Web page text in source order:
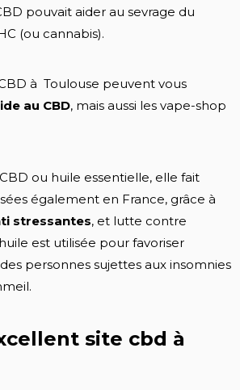
pouvait aider au sevrage du
(ou cannabis).
à Toulouse peuvent vous
au CBD, mais aussi les vape-shop
ou huile essentielle, elle fait
également en France, grâce à
stressantes, et lutte contre
est utilisée pour favoriser
personnes sujettes aux insomnies
site cbd à